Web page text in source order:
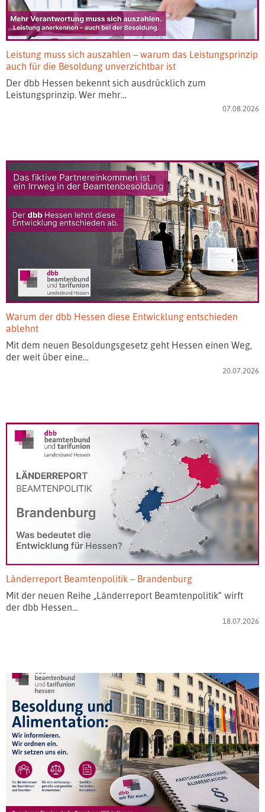
Leistung muss sich auszahlen – warum das Leistungsprinzip
auch für die Besoldung unverzichtbar ist
Der dbb Hessen bekennt sich ausdrücklich zum
Leistungsprinzip. Wer mehr…
07.08.2026
Warum der dbb Hessen diese Entwicklung entschieden
ablehnt
Mit dem neuen Besoldungsgesetz geht Hessen einen Weg,
der weit über eine…
20.07.2026
Länderreport Beamtenpolitik – Brandenburg
Mit der neuen Reihe „Länderreport Beamtenpolitik“ wirft
der dbb Hessen…
18.07.2026